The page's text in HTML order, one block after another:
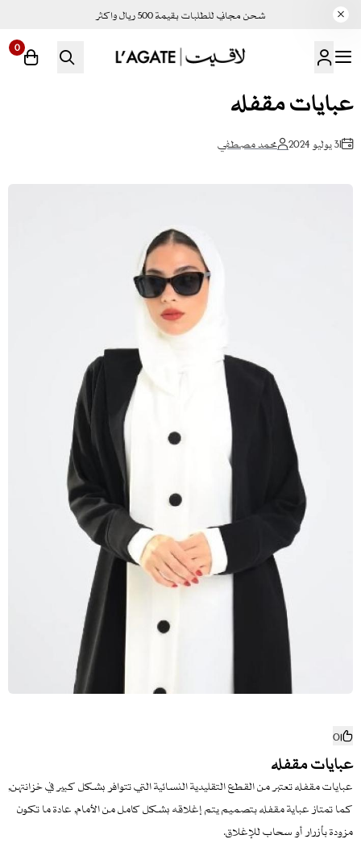
شحن مجاني للطلبات بقيمة 500 ريال واكثر
لاقيت | LAGATE
0
عبايات مقفله
31 يوليو 2024 محمد مصطفي
0
عبايات مقفله
عبايات مقفله تعتبر من القطع التقليدية النسائية التي تتوافر بشكل كبير في خزانتهن,
كما تمتاز عباية مقفله بتصميم يتم إغلاقه بشكل كامل من الأمام, عادة ما تكون
مزودة بأزرار أو سحاب للإغلاق.